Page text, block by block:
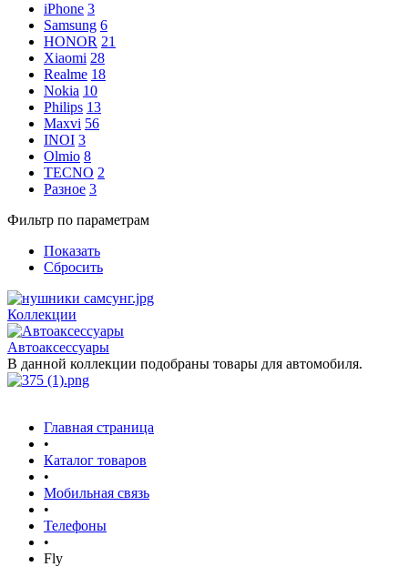
iPhone 3
Samsung 6
HONOR 21
Xiaomi 28
Realme 18
Nokia 10
Philips 13
Maxvi 56
INOI 3
Olmio 8
TECNO 2
Разное 3
Фильтр по параметрам
Показать
Сбросить
Коллекции
Автоаксессуары
В данной коллекции подобраны товары для автомобиля.
Главная страница
•
Каталог товаров
•
Мобильная связь
•
Телефоны
•
Fly